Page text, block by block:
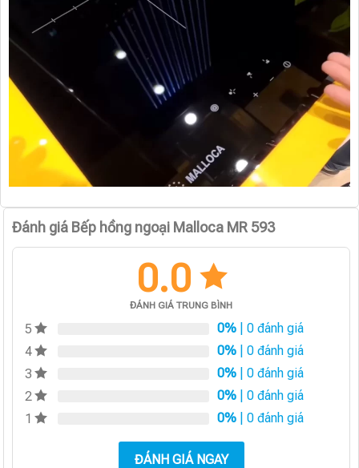
Đánh giá Bếp hồng ngoại Malloca MR 593
0.0
ĐÁNH GIÁ TRUNG BÌNH
5 0% | 0 đánh giá
4
0% | 0 đánh giá
3
0% | 0 đánh giá
2
0% | 0 đánh giá
1
0% | 0 đánh giá
ĐÁNH GIÁ NGAY